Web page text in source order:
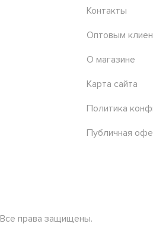
Контакты
Оптовым
О магазине
Карта сайта
Политика
Публичная
права защищены.